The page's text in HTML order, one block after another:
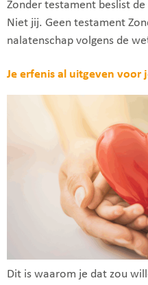
Zonder testament beslist
Niet jij. Geen testament
nalatenschap volgens de
Je erfenis al uitgeven voor
Dit is waarom je dat zou